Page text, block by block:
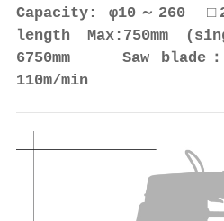
Capacity: φ10～
length Max:750mm
6750mm Saw blade：
110m/min